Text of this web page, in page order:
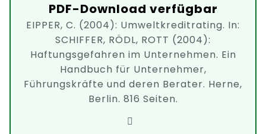
PDF-Download verfügbar
EIPPER, C. (2004): Umweltkreditrating. In:
SCHIFFER, RÖDL, ROTT (2004):
Haftungsgefahren im Unternehmen. Ein
Handbuch für Unternehmer,
Führungskräfte und deren Berater. Herne,
Berlin. 816 Seiten.